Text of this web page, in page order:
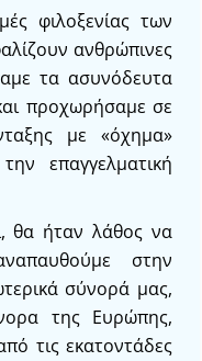
φιλοξενίας των
ανθρώπινες
τα ασυνόδευτα
προχωρήσαμε σε
με «όχημα»
επαγγελματική
θα ήταν λάθος να
στην
σύνορά μας,
της Ευρώπης,
τις εκατοντάδες